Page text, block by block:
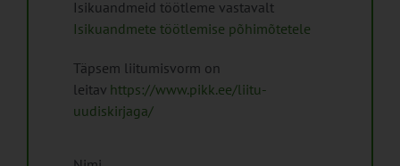
Isikuandmeid töötleme vastavalt
Isikuandmete töötlemise põhimõtetele
Täpsem liitumisvorm on
leitav https://www.pikk.ee/liitu-
uudiskirjaga/